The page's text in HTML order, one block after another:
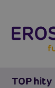
TOP hity